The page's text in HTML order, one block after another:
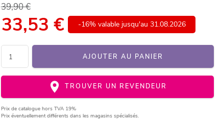
39,90 €
33,53 € -16% valable jusqu'au 31.08.2026
AJOUTER AU PANIER
TROUVER UN REVENDEUR
Prix de catalogue hors TVA 19%
Prix éventuellement différents dans les magasins spécialisés.